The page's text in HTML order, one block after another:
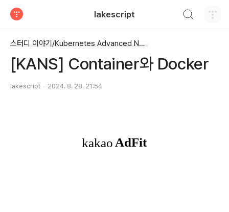
lakescript
스터디 이야기/Kubernetes Advanced Networking Study
[KANS] Container와 Docker
lakescript 2024. 8. 28. 21:54